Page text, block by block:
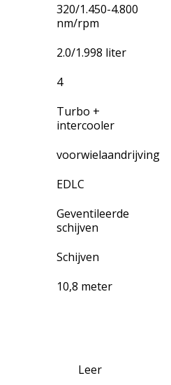
320/1.450-4.800
nm/rpm
2.0/1.998 liter
4
Turbo +
intercooler
voorwielaandrijving
EDLC
Geventileerde
schijven
Schijven
10,8 meter
Leer